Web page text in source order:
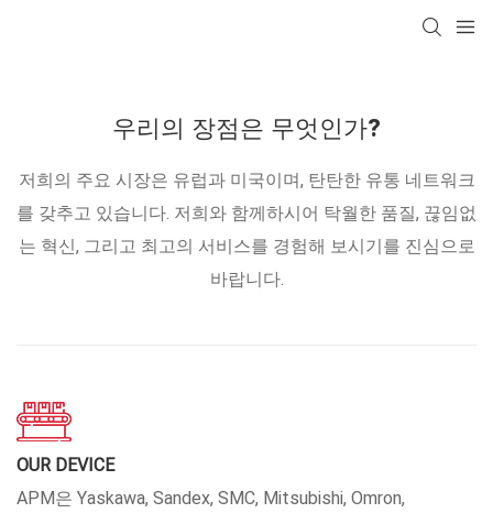
우리의 장점은 무엇인가?
저희의 주요 시장은 유럽과 미국이며, 탄탄한 유통 네트워크
를 갖추고 있습니다. 저희와 함께하시어 탁월한 품질, 끊임없
는 혁신, 그리고 최고의 서비스를 경험해 보시기를 진심으로
바랍니다.
OUR DEVICE
APM은 Yaskawa, Sandex, SMC, Mitsubishi, Omron,